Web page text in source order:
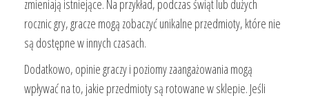
zmieniają istniejące. Na przykład, podczas świąt lub dużych
rocznic gry, gracze mogą zobaczyć unikalne przedmioty, które nie
są dostępne w innych czasach.
Dodatkowo, opinie graczy i poziomy zaangażowania mogą
wpływać na to, jakie przedmioty są rotowane w sklepie. Jeśli